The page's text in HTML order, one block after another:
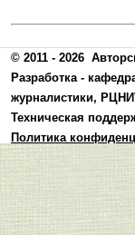
© 2011 - 2026
Разработка -
журналистики,
Техническая
Политика